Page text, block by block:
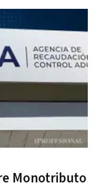
Monotributo